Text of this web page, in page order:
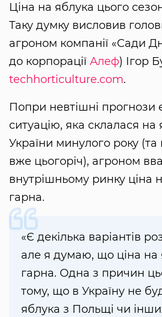
Ціна на яблука цього
Таку думку висловив
агроном компанії «Сади
до корпорації Алеф) Ігор
techhorticulture.com.
Попри невтішні прогнози
ситуацію, яка склалася
України минулого року (та
вже цьогоріч), агроном
внутрішньому ринку ціна
гарна.
«Є декілька варіантів
але я думаю, що ціна на
гарна. Одна з причин
тому, що в Україну не
яблука з Польщі чи